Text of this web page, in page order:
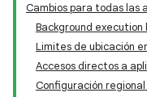
Cambios para todas las
Background execution
Limites de ubicación
Accesos directos a
Configuración